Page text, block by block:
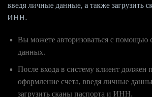
введя личные данные, а также загрузить
ИНН.
Вы можете авторизоваться с помощью
данных.
После входа в систему клиент должен
оформление счета, введя личные
загрузить сканы паспорта и ИНН.